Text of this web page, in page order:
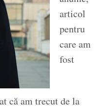
articol
pentru
care am
fost
că am trecut de la